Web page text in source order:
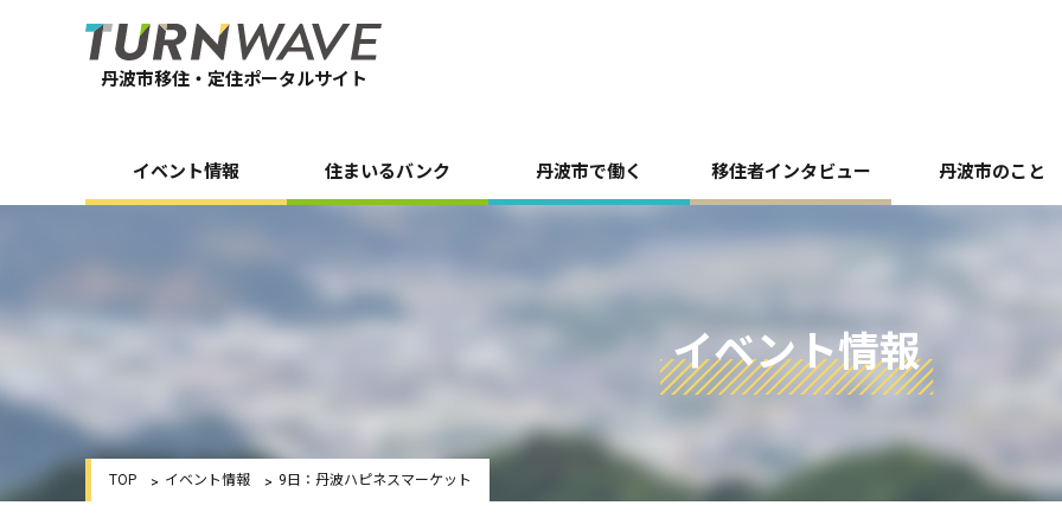
丹波市移住・定住ポータルサイト
イベント情報 住まいるバンク 丹波市で働く 移住者インタビュー 丹波市のこと
イベント情報
TOP イベント情報 9日：丹波ハピネスマーケット